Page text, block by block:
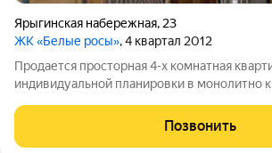
Ярыгинская набережная, 23
ЖК «Белые росы», 4 квартал 2012
Продается просторная 4-х комнатная
индивидуальной планировки в монолитно
планировки, с раздельными комнатами и
Сделан качественный ремонт по
Позвонить